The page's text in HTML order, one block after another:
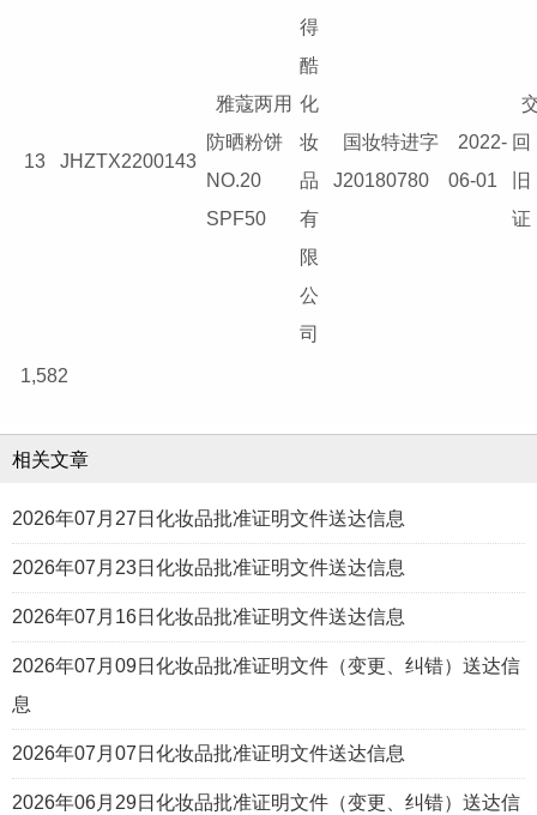
13 JHZTX2200143
雅蔻两用
防晒粉饼
NO.20
SPF50
得
酷
化
妆
品
有
限
公
司
国妆特进字
J20180780
2022-
06-01
回
旧
证
1,582
相关文章
2026年07月27日化妆品批准证明文件送达信息
2026年07月23日化妆品批准证明文件送达信息
2026年07月16日化妆品批准证明文件送达信息
2026年07月09日化妆品批准证明文件（变更、纠错）送达信
息
2026年07月07日化妆品批准证明文件送达信息
2026年06月29日化妆品批准证明文件（变更、纠错）送达信